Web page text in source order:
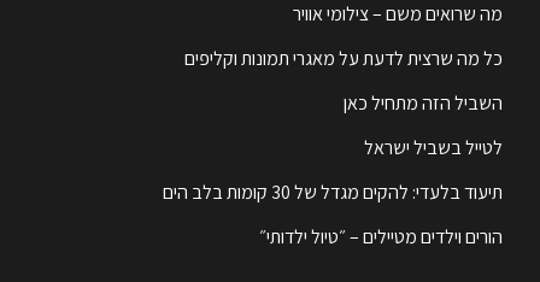
מה שרואים משם – צילומי אוויר
כל מה שרצית לדעת על מאגרי תמונות וקליפים
השביל הזה מתחיל כאן
לטייל בשביל ישראל
תיעוד בלעדי: להקים מגדל של 30 קומות בלב הים
הורים וילדים מטיילים – ״טיול ילדותי״